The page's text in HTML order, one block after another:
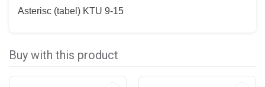
Asterisc (tabel) KTU 9-15
Buy with this product